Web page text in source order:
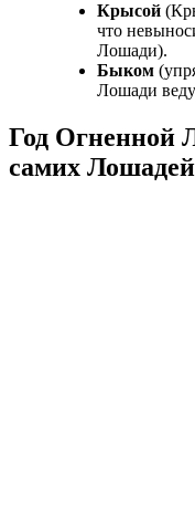
Крысой
что
Лошади).
Быком
Лошади
Год Огненной
самих Лошадей